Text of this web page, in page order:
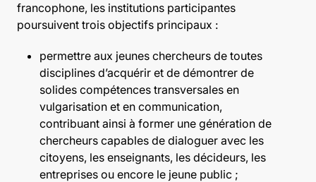
francophone, les institutions participantes
poursuivent trois objectifs principaux :
permettre aux jeunes chercheurs de toutes
disciplines d’acquérir et de démontrer de
solides compétences transversales en
vulgarisation et en communication,
contribuant ainsi à former une génération de
chercheurs capables de dialoguer avec les
citoyens, les enseignants, les décideurs, les
entreprises ou encore le jeune public ;